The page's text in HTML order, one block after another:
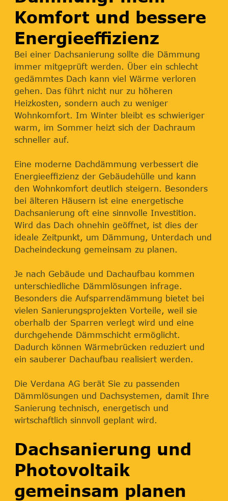
Komfort und bessere
Energieeffizienz
Bei einer Dachsanierung sollte die Dämmung
immer mitgeprüft werden. Über ein schlecht
gedämmtes Dach kann viel Wärme verloren
gehen. Das führt nicht nur zu höheren
Heizkosten, sondern auch zu weniger
Wohnkomfort. Im Winter bleibt es schwieriger
warm, im Sommer heizt sich der Dachraum
schneller auf.
Eine moderne Dachdämmung verbessert die
Energieeffizienz der Gebäudehülle und kann
den Wohnkomfort deutlich steigern. Besonders
bei älteren Häusern ist eine energetische
Dachsanierung oft eine sinnvolle Investition.
Wird das Dach ohnehin geöffnet, ist dies der
ideale Zeitpunkt, um Dämmung, Unterdach und
Dacheindeckung gemeinsam zu planen.
Je nach Gebäude und Dachaufbau kommen
unterschiedliche Dämmlösungen infrage.
Besonders die Aufsparrendämmung bietet bei
vielen Sanierungsprojekten Vorteile, weil sie
oberhalb der Sparren verlegt wird und eine
durchgehende Dämmschicht ermöglicht.
Dadurch können Wärmebrücken reduziert und
ein sauberer Dachaufbau realisiert werden.
Die Verdana AG berät Sie zu passenden
Dämmlösungen und Dachsystemen, damit Ihre
Sanierung technisch, energetisch und
wirtschaftlich sinnvoll geplant wird.
Dachsanierung und
Photovoltaik
gemeinsam planen